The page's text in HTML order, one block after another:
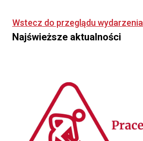
Wstecz do przeglądu wydarzenia
Najświeższe aktualności